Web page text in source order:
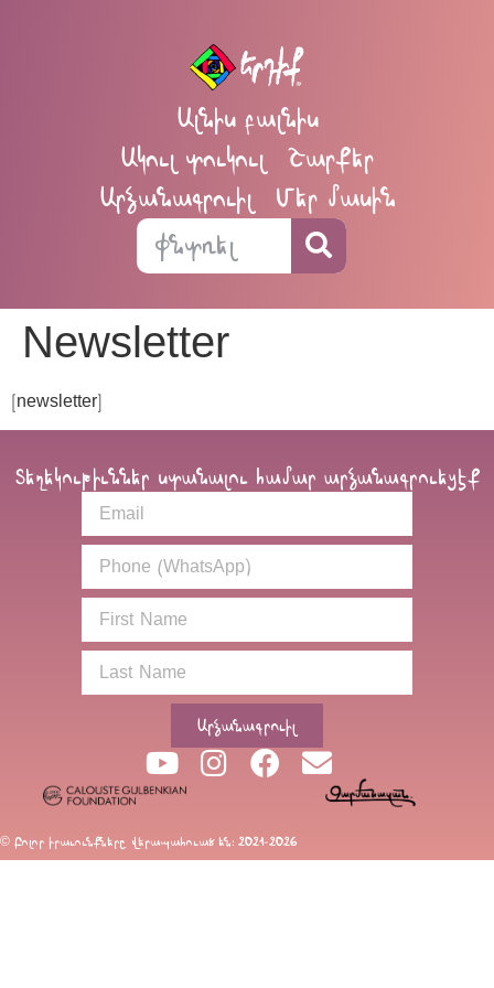
Ալնիս բալնիս
Ակուլ տուկուլ
Շարքեր
Արձանագրուիլ
Մեր մասին
Newsletter
[newsletter]
Տեղեկութիւններ ստանալու համար արձանագրուեցէք
Արձանագրուիլ
© Բոլոր իրաւունքները վերապահուած են։ 2021-2026